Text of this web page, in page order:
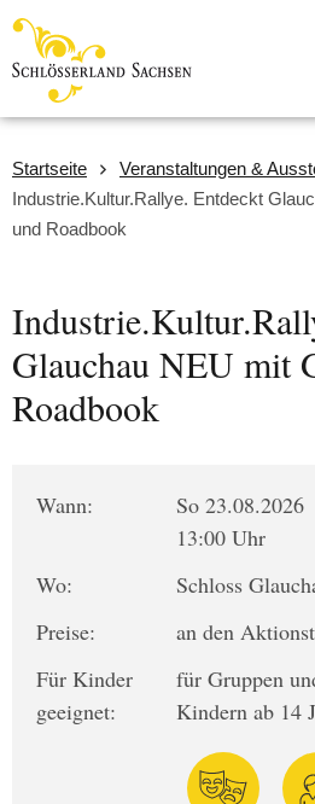
Startseite
Veranstaltungen &
Industrie.Kultur.Rallye. Entdeckt
und Roadbook
Glauchau NEU mit
Roadbook
Wann:
So 23.08.2026
13:00 Uhr
Wo:
Schloss
Preise:
an den
Für Kinder
geeignet:
für Gruppen
Kindern ab 14